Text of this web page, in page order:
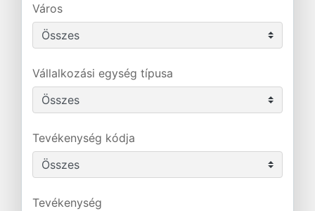
Város
Vállalkozási egység típusa
Tevékenység kódja
Tevékenység